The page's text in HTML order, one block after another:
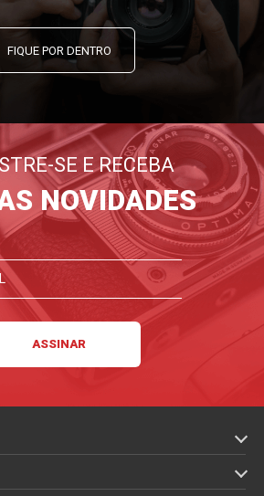
FIQUE POR DENTRO
SE E RECEBA
NOVIDADES